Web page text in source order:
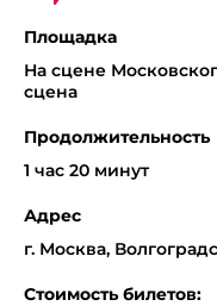
Площадка
На сцене
сцена
Продолжительность
1 час 20 минут
Адрес
г. Москва,
Стоимость билетов: